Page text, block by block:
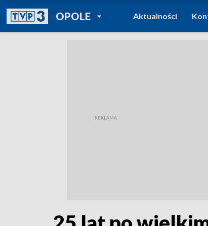
OPOLEPOWRÓT DO
TVP REGIONY
Aktualności